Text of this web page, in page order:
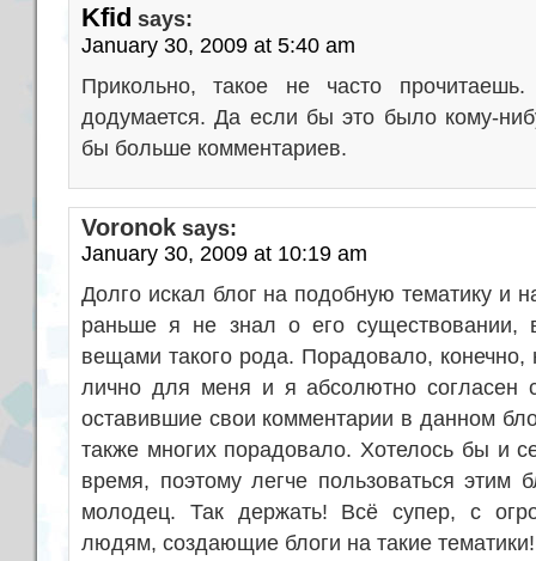
Kfid says:
January 30, 2009 at 5:40 am
Прикольно, такое не часто
додумается. Да если бы это было кому-
бы больше комментариев.
Voronok says:
January 30, 2009 at 10:19 am
Долго искал блог на подобную тематику и
раньше я не знал о его существовании,
вещами такого рода. Порадовало,
лично для меня и я абсолютно согласен
оставившие свои комментарии в данном
также многих порадовало. Хотелось бы и
время, поэтому легче пользоваться этим
молодец. Так держать! Всё супер, с
людям, создающие блоги на такие тематики!